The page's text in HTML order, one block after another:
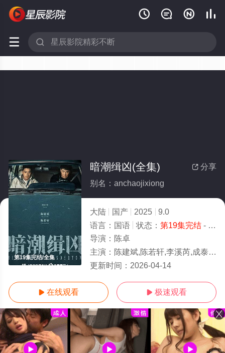
   
 
第19集完结/全集
 分享
暗潮缉凶(全集)
别名：anchaojixiong
大陆 国产 2025
9.0
语言： 国语 状态： 第19集完结- 免费在线观看
导演： 陈卓
主演： 陈建斌,陈若轩,李溪芮,成泰燊,梅婷,史可,杨肸子,姚安濂,李传缨,钱漪,吴昊宸,管云鹏,吴双,郑家彬,令卓
更新时间： 2026-04-14
 在线观看  极速观看